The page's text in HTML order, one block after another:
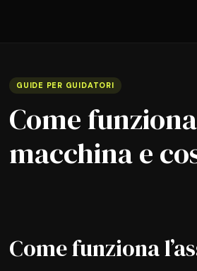
GUIDE PER GUIDATORI
Come
macchina e
Come funziona